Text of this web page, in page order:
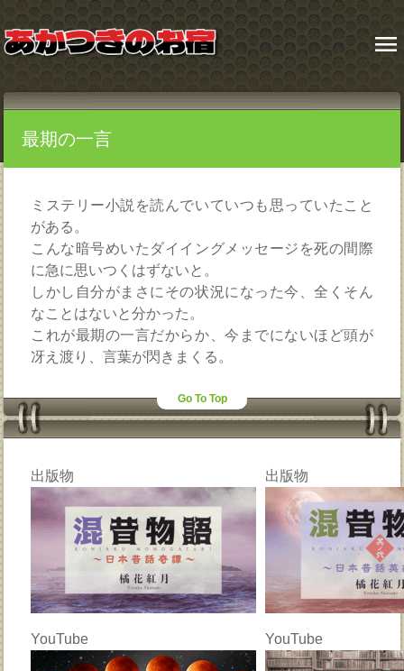
menu
最期の一言
ミステリー小説を読んでいていつも思っていたこと
がある。
こんな暗号めいたダイイングメッセージを死の間際
に急に思いつくはずないと。
しかし自分がまさにその状況になった今、全くそん
なことはないと分かった。
これが最期の一言だからか、今までにないほど頭が
冴え渡り、言葉が閃きまくる。
Go To Top
出版物 出版物
YouTube YouTube